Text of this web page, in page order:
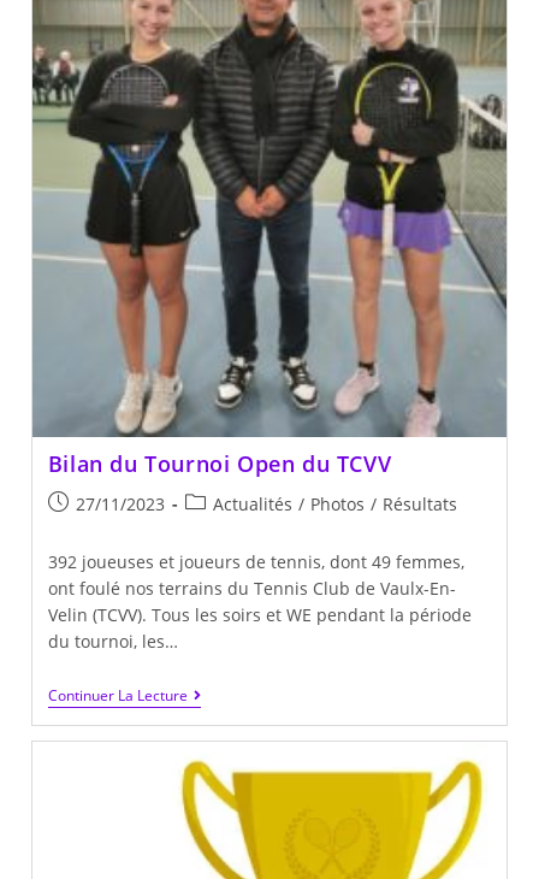
Bilan du Tournoi Open du TCVV
Publication
27/11/2023
PostActualités / Photos / Résultats
392 joueuses et joueurs de tennis, dont 49 femmes,
ont foulé nos terrains du Tennis Club de Vaulx-En-
Velin (TCVV). Tous les soirs et WE pendant la période
du tournoi, les…
Continuer La LectureBilan
Du
Open
Du
TCVV